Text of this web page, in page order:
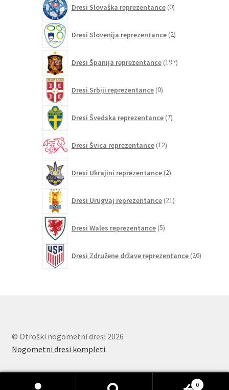
Dresi Slovaška reprezentance 0izdelkov
Dresi Slovenija reprezentance 2izdelka
Dresi Španija reprezentance 197izdelkov
Dresi Srbiji reprezentance 0izdelkov
Dresi Švedska reprezentance 7izdelkov
Dresi Švica reprezentance 12izdelkov
Dresi Ukrajini reprezentance 2izdelka
Dresi Urugvaj reprezentance 21izdelkov
Dresi Wales reprezentance 5izdelkov
Dresi Združene države reprezentance 26izdelkov
© Otroški nogometni dresi 2026
Nogometni dresi kompleti.
0